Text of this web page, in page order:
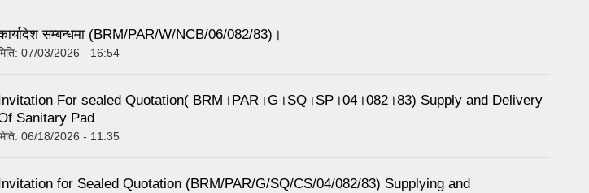
सम्बन्धमा (BRM/PAR/W/NCB/06/082/83)।
07/03/2026 - 16:54
Invitation For sealed Quotation( BRM।PAR।G।SQ।SP।04।082।83) Supply and Delivery
Sanitary Pad
06/18/2026 - 11:35
Invitation for Sealed Quotation (BRM/PAR/G/SQ/CS/04/082/83) Supplying and